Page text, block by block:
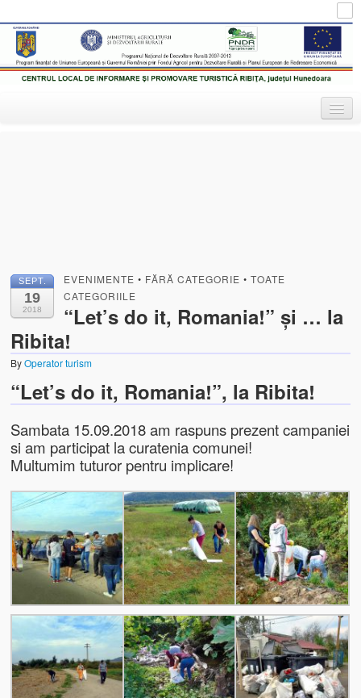
Mănăstirea Crişan
Biserica Ortodoxă „Sf. Nicolae” din Ribiţa (1404, 1414,
Biserica Ortodoxă „Cuvioasa Paraschiva” din Ribicioara
Biserica Ortodoxă „Sf. Nicolae” din Dumbrava de Sus
Biserica Ortodoxă „Adormirea Maicii Domnului” din
CASA MEMORIALĂ CRIŞAN
Casa memorială „Vlaicu Bârna” din Crişan
Casa Muzeu „Lada de Zestre” din Ribiţa
REZERVAŢIA NATURALĂ SPEOLOGICĂ CHEILE
Obiective Turistice din Vecinătate
Folclor
Folclor, Datini şi Obiceiuri
Obiceiuri locale și legende
SEPT.
19
2018
EVENIMENTE • FĂRĂ CATEGORIE •TOATE
CATEGORIILE
“Let’s do it, Romania!” și … la
Ribita!
ByOperator turism
“Let’s do it, Romania!”, la Ribita!
Sambata 15.09.2018 am raspuns prezent campaniei
si am participat la curatenia comunei!
Multumim tuturor pentru implicare!